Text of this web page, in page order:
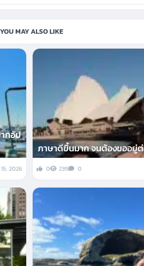
YOU MAY ALSO LIKE
กอัป
2026
ภาษาดีขึ้นมาก จนต้องขออยู่
0 239 0